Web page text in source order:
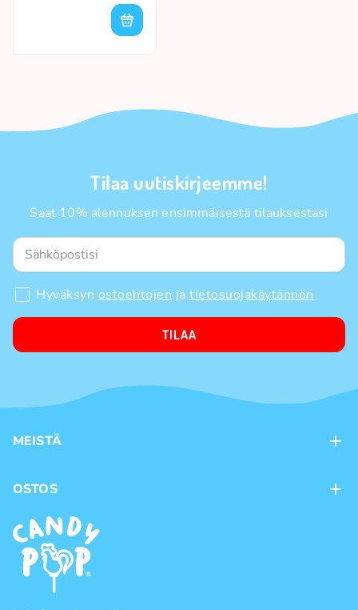
Tilaa uutiskirjeemme!
Saat 10% alennuksen ensimmäisestä tilauksestasi
Hyväksyn ostoehtojen ja tietosuojakäytännön
TILAA
MEISTÄ
Kanta-asiakasohjelma
Tuotemerkit
OSTOS
Maksutavat
Toimitustavat
Käyttöehdot
Tietosuojakäytäntö